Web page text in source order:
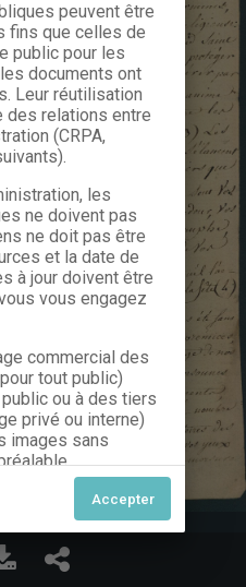
peuvent être
fins que celles de
public pour les
documents ont
Leur réutilisation
des relations entre
(CRPA,
les
ne doivent pas
ne doit pas être
et la date de
à jour doivent être
vous engagez
commercial des
tout public)
ou à des tiers
privé ou interne)
images sans
nous vous invitons
de solliciter le type
parmi celles
acquitter